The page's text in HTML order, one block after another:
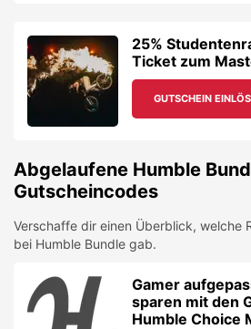
25%
Ticket zum
GUTSCHEIN
Abgelaufene Humble
Gutscheincodes
Verschaffe dir einen Überblick, welche
bei Humble Bundle gab.
Gamer
sparen mit den
Humble Choice